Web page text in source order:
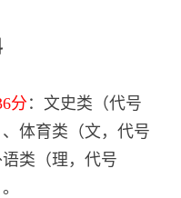
分 ：文史类（代号
体育类（文，代号
类（理，代号